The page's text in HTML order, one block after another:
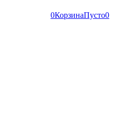
0КорзинаПусто0